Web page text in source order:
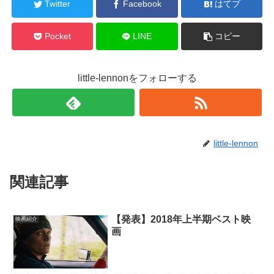
Twitter Facebook はてブ
Pocket LINE コピー
little-lennonをフォローする
little-lennon
関連記事
映画紹介
【発表】2018年上半期ベスト映
画